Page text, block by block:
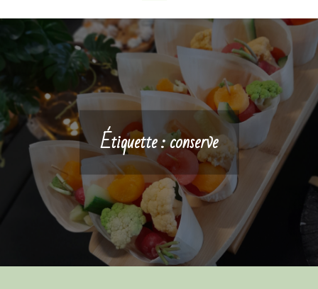
Étiquette :conserve